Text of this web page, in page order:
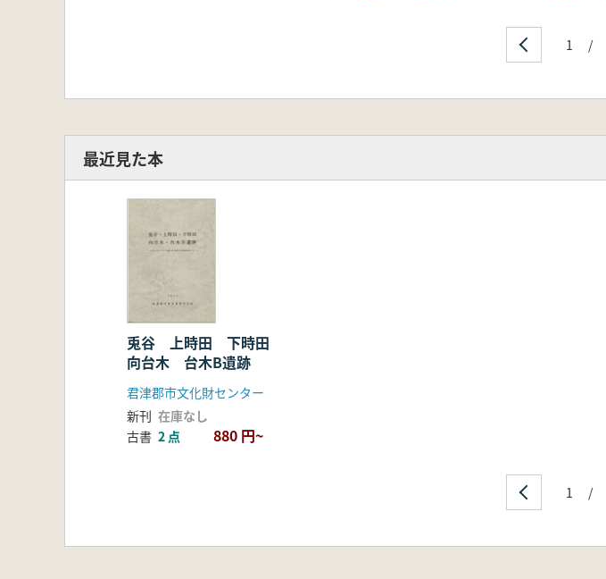
1 /
最近見た本
兎谷 上時田 下時田
向台木 台木B遺跡
君津郡市文化財センター
新刊 在庫なし
古書 2 点 880 円~
1 /